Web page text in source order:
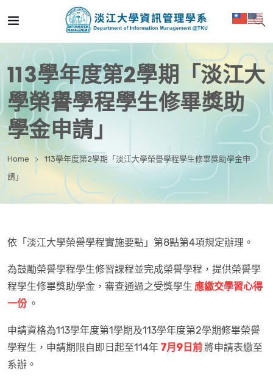
113學年度第2學期「淡江大
學榮譽學程學生修畢獎助
學金申請」
Home
113學年度第2學期「淡江大學榮譽學程學生修畢獎助學金申
請」
依「淡江大學榮譽學程實施要點」第8點第4項規定辦理。
為鼓勵榮譽學程學生修習課程並完成榮譽學程，提供榮譽學
程學生修畢獎助學金，審查通過之受獎學生 應繳交學習心得
一份 。
申請資格為113學年度第1學期及113學年度第2學期修畢榮譽
學程生，申請期限自即日起至114年 7月9日前將申請表繳至
系辦。